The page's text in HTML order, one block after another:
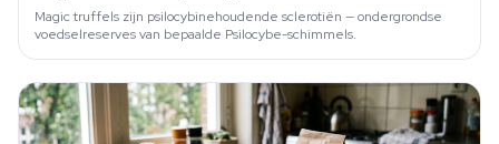
Magic truffels zijn psilocybinehoudende sclerotiën — ondergrondse
voedselreserves van bepaalde Psilocybe-schimmels.